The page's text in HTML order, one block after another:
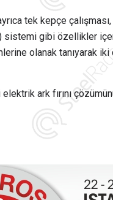
tek kepçe
sistemi gibi özellikler
olanak tanıyarak
ark fırını